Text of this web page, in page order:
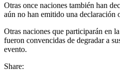
Otras once naciones también han
aún no han emitido una declaración
Otras naciones que participarán en
fueron convencidas de degradar a
evento.
Share: